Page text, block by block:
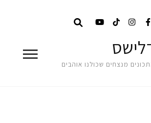
מנצחים שכולנו אוהבים